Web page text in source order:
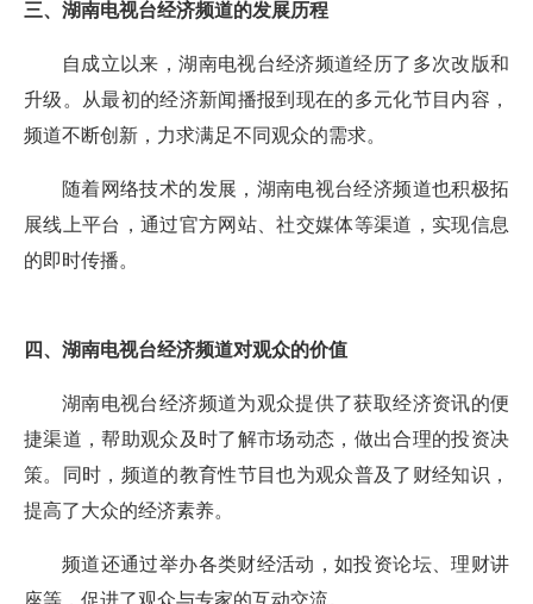
三、湖南电视台经济频道的发展历程
自成立以来，湖南电视台经济频道经历了多次改版和
升级。从最初的经济新闻播报到现在的多元化节目内容，
频道不断创新，力求满足不同观众的需求。
随着网络技术的发展，湖南电视台经济频道也积极拓
展线上平台，通过官方网站、社交媒体等渠道，实现信息
的即时传播。
四、湖南电视台经济频道对观众的价值
湖南电视台经济频道为观众提供了获取经济资讯的便
捷渠道，帮助观众及时了解市场动态，做出合理的投资决
策。同时，频道的教育性节目也为观众普及了财经知识，
提高了大众的经济素养。
频道还通过举办各类财经活动，如投资论坛、理财讲